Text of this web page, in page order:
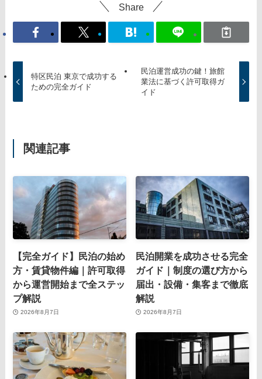
Share
特区民泊 東京で成功する
ための完全ガイド
民泊運営成功の鍵！旅館
業法に基づく許可取得ガ
イド
関連記事
【完全ガイド】民泊の始め
方・賃貸物件編｜許可取得
から運営開始まで全ステッ
プ解説
2026年8月7日
民泊開業を成功させる完全
ガイド｜制度の選び方から
届出・設備・集客まで徹底
解説
2026年8月7日